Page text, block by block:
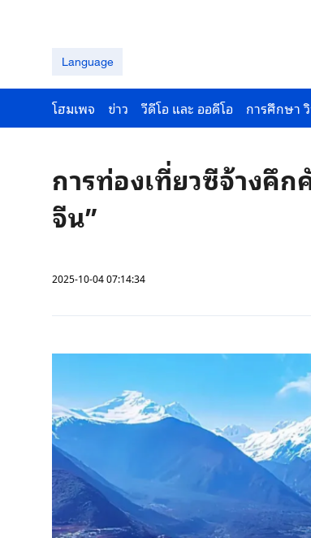
Language
โฮมเพจ ข่าว วีดีโอ และ ออดีโอ การศึกษา
การท่องเที่ยวซีจ้างคึ
จีน”
2025-10-04 07:14:34